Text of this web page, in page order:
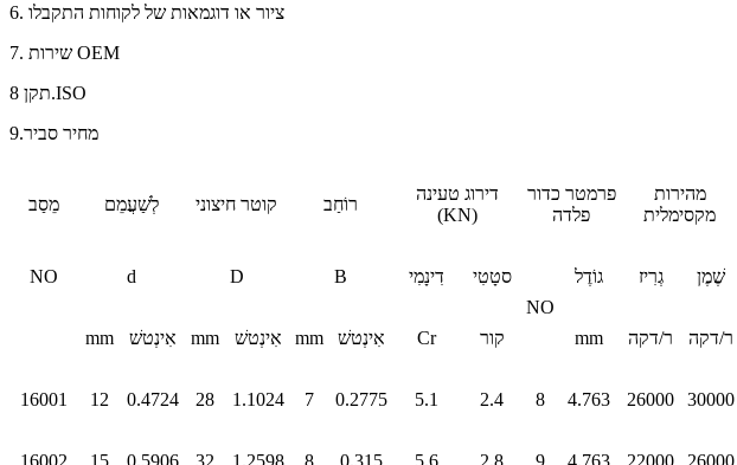
6. ציור או דוגמאות של לקוחות התקבלו
7. שירות OEM
תקן 8.ISO
9.מחיר סביר
מֵסַב לְשַׁעֲמֵם קוטר חיצוני רוֹחַב
דירוג טעינה
(KN)
פרמטר כדור
פלדה
מהירות
מקסימלית
NO d D B דִינָמִי
סטָטִי
NO
גוֹדֶל גְרִיז שֶׁמֶן
mm אִינְטשׁ mm אִינְטשׁ mm אִינְטשׁ Cr קור mm ר/דקה ר/דקה
16001 12 0.4724 28 1.1024 7 0.2775 5.1 2.4 8 4.763 26000 30000
16002 15 0.5906 32 1.2598 8 0.315 5.6 2.8 9 4.763 22000 26000